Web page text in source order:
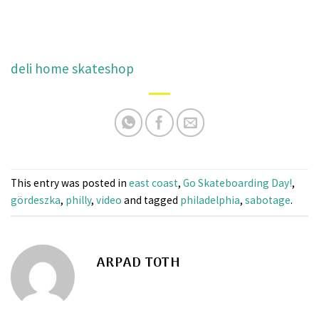
deli home skateshop
This entry was posted in east coast, Go Skateboarding Day!,
gördeszka, philly, video and tagged philadelphia, sabotage.
ARPAD TOTH